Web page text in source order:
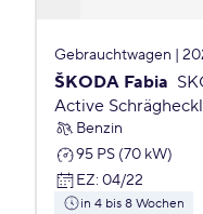
Gebrauchtwagen |
ŠKODA Fabia
Active
Benzin
95 PS (70 kW)
EZ: 04/22
in 4 bis 8 Wochen